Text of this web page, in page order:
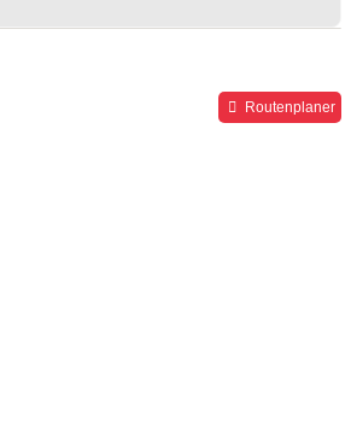
Routenplaner